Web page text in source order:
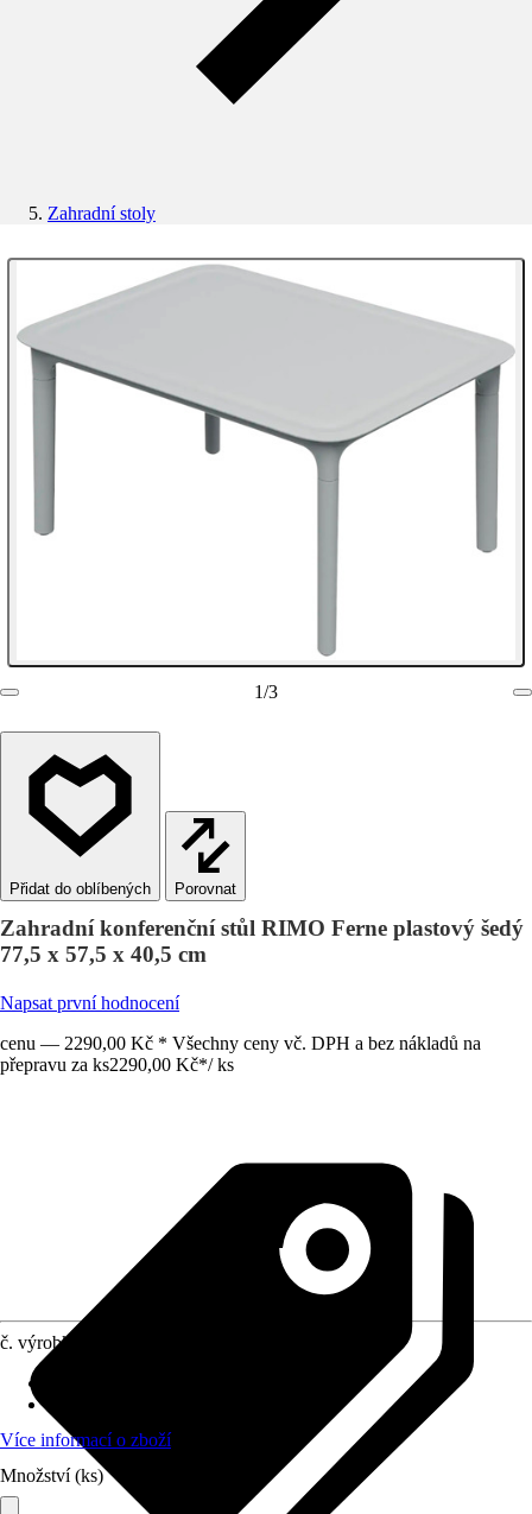
Zahradní stoly
1/3
Porovnat
Zahradní konferenční stůl RIMO Ferne plastový šedý
77,5 x 57,5 x 40,5 cm
Napsat první hodnocení
cenu — 2290,00 Kč * Všechny ceny vč. DPH a bez nákladů na
přepravu za ks2290,00 Kč*/ ks
č. výrobku
Více informací o zboží
Množství (ks)